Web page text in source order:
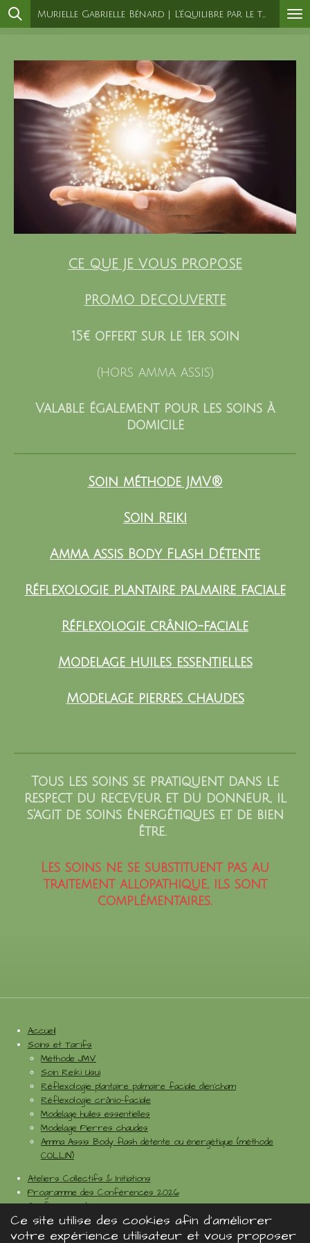
Ce site utilise des cookies afin d’améliorer
votre expérience utilisateur et vous proposer
Passer
principal
Murielle Gabrielle Bénard | L'équilibre par le toucher
CE QUE JE VOUS PROPOSE
PROMO DECOUVERTE
15€ offert sur le 1er soin
(hors amma assis)
Valable également pour les soins à
domicile
Soin méthode JMV®
Soin Reiki
Amma assis Body Flash Détente
Réflexologie plantaire palmaire faciale
Réflexologie crânio-faciale
Modelage huiles essentielles
Modelage pierres chaudes
Tous les soins se pratiquent dans le
respect du receveur et du donneur, il
s'agit de soins énergétiques et de bien
être.
Les soins ne se substituent pas au
traitement allopathique,
ils sont
complémentaires.
Accueil
Soins et Tarifs
Méthode JMV
Soin Reiki Usui
Réflexologie plantaire palmaire faciale dien'cham
Réflexologie crânio-faciale
Modelage huiles essentielles
Modelage Pierres chaudes
Amma Assis Body flash détente ou énergétique (méthode
COLLIN)
Ateliers Collectifs & Initiations
Programme des Conférences 2026
Conférence du mois
Test du mois
Contact